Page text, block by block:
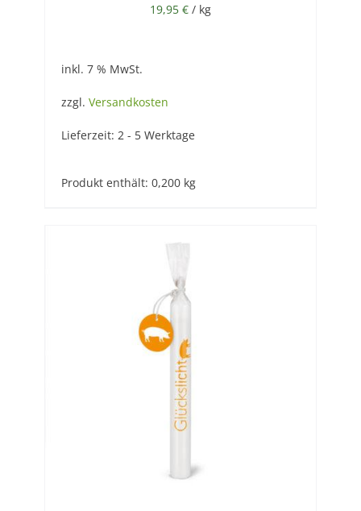
19,95 € / kg
inkl. 7 % MwSt.
zzgl. Versandkosten
Lieferzeit: 2 - 5 Werktage
Produkt enthält: 0,200 kg